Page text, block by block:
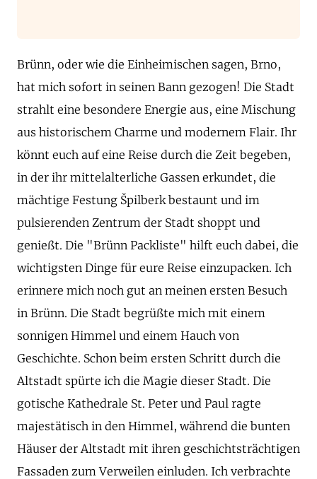
Brünn, oder wie die Einheimischen sagen, Brno,
hat mich sofort in seinen Bann gezogen! Die Stadt
strahlt eine besondere Energie aus, eine Mischung
aus historischem Charme und modernem Flair. Ihr
könnt euch auf eine Reise durch die Zeit begeben,
in der ihr mittelalterliche Gassen erkundet, die
mächtige Festung Špilberk bestaunt und im
pulsierenden Zentrum der Stadt shoppt und
genießt. Die "Brünn Packliste" hilft euch dabei, die
wichtigsten Dinge für eure Reise einzupacken. Ich
erinnere mich noch gut an meinen ersten Besuch
in Brünn. Die Stadt begrüßte mich mit einem
sonnigen Himmel und einem Hauch von
Geschichte. Schon beim ersten Schritt durch die
Altstadt spürte ich die Magie dieser Stadt. Die
gotische Kathedrale St. Peter und Paul ragte
majestätisch in den Himmel, während die bunten
Häuser der Altstadt mit ihren geschichtsträchtigen
Fassaden zum Verweilen einluden. Ich verbrachte